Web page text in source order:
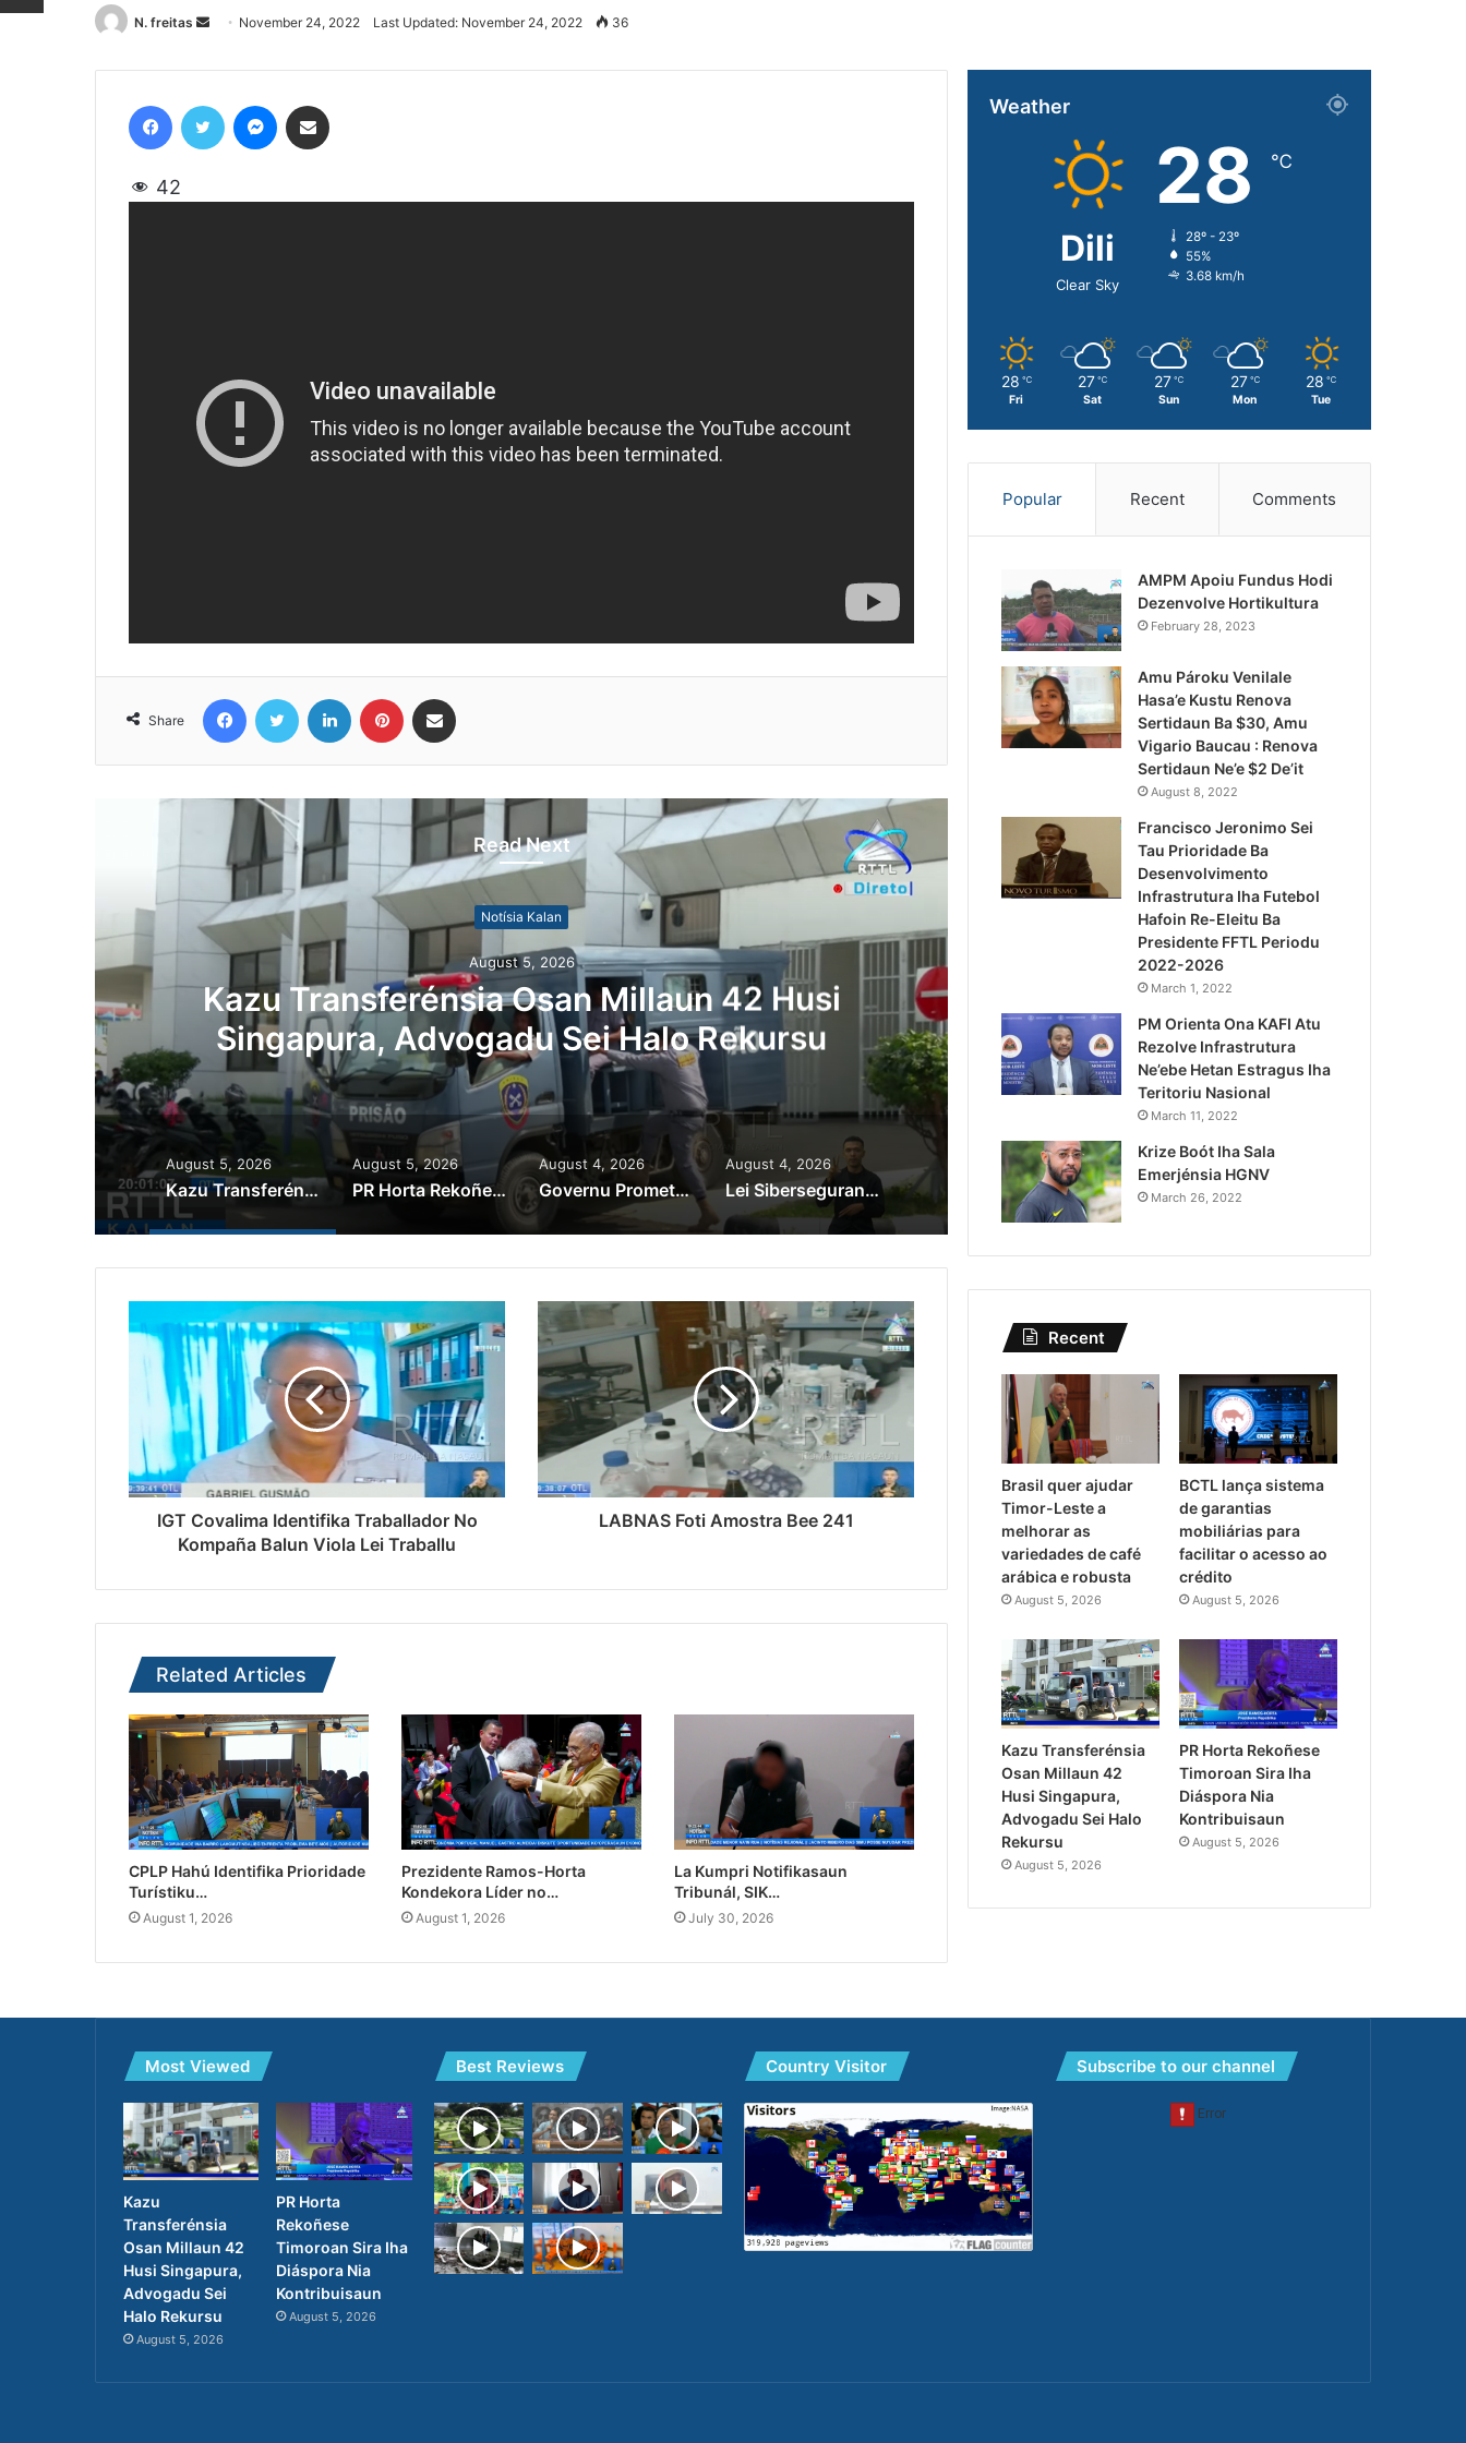
N. freitas
Send
email
November 24, 2022 Last Updated: November 24, 2022 36
42
Share
Read Next
Notísia Kalan
August 5, 2026
PR Horta Rekoñese Timoroan Sira Iha Diáspora
Nia Kontribuisaun
Governu Promete Tau
Minerais no Setór
August 5, 2026
Kazu Transferénsia Osan Millaun 42 Husi Singapura, Advogadu Sei Halo Rekursu
August 5, 2026
PR Horta Rekoñese Timoroan Sira Iha Diáspora Nia Kontribuisaun
August 4, 2026
Governu Promete Tau Prioridade ba Setór Minerais no Setór Produtivu
August 4, 2026
Lei Siberseguransa Ajuda Autoridade Polisiál Kaptura Autór Kriminozu ho Paradeiru Iha Estranjeiru
IGT Covalima Identifika Traballador No
Kompaña Balun Viola Lei Traballu
LABNAS Foti Amostra Bee 241
Related Articles
CPLP Hahú Identifika Prioridade
Turístiku…
August 1, 2026
Prezidente Ramos-Horta
Kondekora Líder no…
August 1, 2026
La Kumpri Notifikasaun
Tribunál, SIK…
July 30, 2026
Weather
Dili
Clear Sky
28 ℃
28º - 23º
55%
3.68 km/h
28 ℃
Fri
27 ℃
Sat
27 ℃
Sun
27 ℃
Mon
28 ℃
Tue
Popular Recent Comments
AMPM Apoiu Fundus Hodi
Dezenvolve Hortikultura
February 28, 2023
Amu Pároku Venilale
Hasa’e Kustu Renova
Sertidaun Ba $30, Amu
Vigario Baucau : Renova
Sertidaun Ne’e $2 De’it
August 8, 2022
Francisco Jeronimo Sei
Tau Prioridade Ba
Desenvolvimento
Infrastrutura Iha Futebol
Hafoin Re-Eleitu Ba
Presidente FFTL Periodu
2022-2026
March 1, 2022
PM Orienta Ona KAFI Atu
Rezolve Infrastrutura
Ne’ebe Hetan Estragus Iha
Teritoriu Nasional
March 11, 2022
Krize Boót Iha Sala
Emerjénsia HGNV
March 26, 2022
Recent
Brasil quer ajudar
Timor-Leste a
melhorar as
variedades de café
arábica e robusta
August 5, 2026
BCTL lança sistema
de garantias
mobiliárias para
facilitar o acesso ao
crédito
August 5, 2026
Kazu Transferénsia
Osan Millaun 42
Husi Singapura,
Advogadu Sei Halo
Rekursu
August 5, 2026
PR Horta Rekoñese
Timoroan Sira Iha
Diáspora Nia
Kontribuisaun
August 5, 2026
Most Viewed
Kazu
Transferénsia
Osan Millaun 42
Husi Singapura,
Advogadu Sei
Halo Rekursu
August 5, 2026
PR Horta
Rekoñese
Timoroan Sira Iha
Diáspora Nia
Kontribuisaun
August 5, 2026
Best Reviews Country Visitor Subscribe to our channel